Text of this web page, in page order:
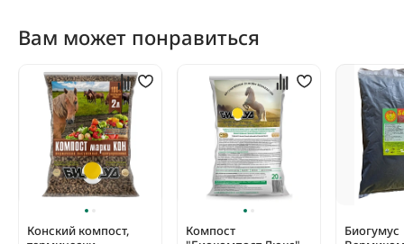
Вам может понравиться
Конский компост,
Компост
Биогумус